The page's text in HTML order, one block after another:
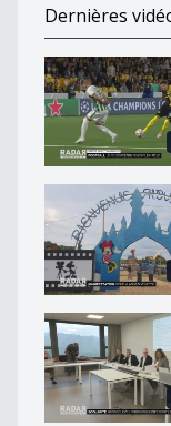
Dernières
Le FC
Disneyland en
48&#039;000